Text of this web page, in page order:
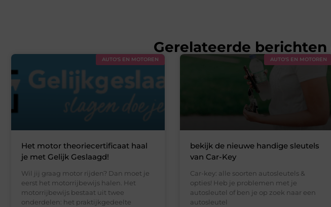
Gerelateerde berichten
AUTO'S EN MOTOREN
Het motor theoriecertificaat haal
je met Gelijk Geslaagd!
Wil jij graag motor rijden? Dan moet je
eerst het motorrijbewijs halen. Het
motorrijbewijs bestaat uit twee
onderdelen: het praktijkgedeelte
AUTO'S EN MOTOREN
bekijk de nieuwe handige sleutels
van Car-Key
Car-key: alle soorten autosleutels &
opties! Heb je problemen met je
autosleutel of ben je op zoek naar een
autosleutel